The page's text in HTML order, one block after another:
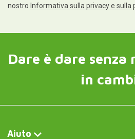
nostro Informativa sulla privacy e sulla
Dare è dare senza
in
Aiuto